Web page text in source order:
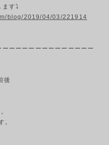
ます⤵
blog/2019/04/03/221914
ーーーーーーーーーーーーー
後
。